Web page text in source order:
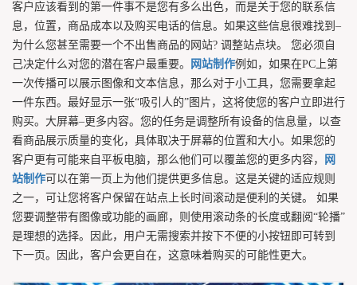
客户应该看到的第一件事不是您有多么出色，而是关于您的联系信
息，位置，商品成本以及购买电话的信息。如果这些信息很难找到–
为什么您甚至需要一个不出售商品的网站? 调整站点块。 您必须自
己决定什么对您的潜在客户最重要。
网站制作例如，如果在PC上第
一次传播可以展示图像和文本信息，那么对于小工具，您需要拿起
一件东西。最好显示一张“吸引人的”图片，这将使您的客户立即进行
购买。大屏幕–更多内容。您的任务是调整所有设备的信息量，以查
看商品展示质量的变化，具体取决于屏幕的位置和大小。如果您的
客户更有可能来自平板电脑，那么他们可以覆盖您的更多内容，
网
站制作可以在第一页上为他们提供更多信息。这是关键的适应规则
之一，可让您将客户保留在站点上长时间滚动是便利的关键。 如果
您要调整带有图像或功能的画廊，则使用滚动条的长度或翻阅“轮播”
是理想的选择。因此，用户无需搜索并按下不便的小按钮即可转到
下一页。因此，客户会更自在，这意味着购买的可能性更大。